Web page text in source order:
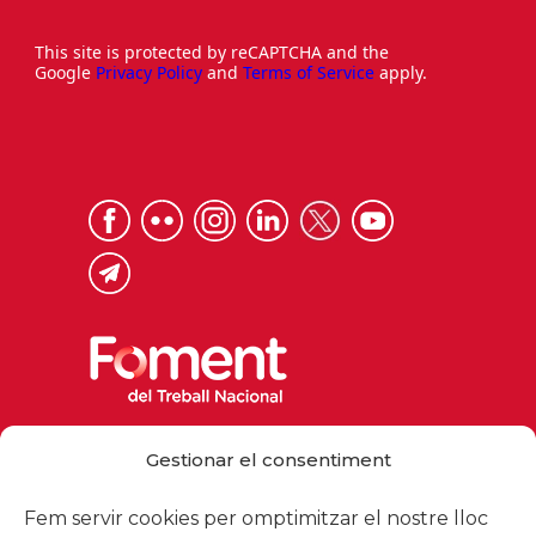
Gestionar el consentiment
Fem servir cookies per omptimitzar el nostre lloc
This site is protected by reCAPTCHA and the
Google Privacy Policy and Terms of Service apply.
foment@foment.com